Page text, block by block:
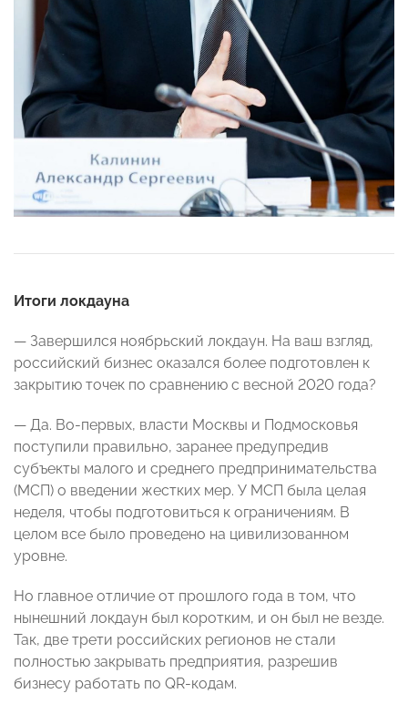
Итоги локдауна
— Завершился ноябрьский локдаун. На ваш взгляд,
российский бизнес оказался более подготовлен к
закрытию точек по сравнению с весной 2020 года?
— Да. Во-первых, власти Москвы и Подмосковья
поступили правильно, заранее предупредив
субъекты малого и среднего предпринимательства
(МСП) о введении жестких мер. У МСП была целая
неделя, чтобы подготовиться к ограничениям. В
целом все было проведено на цивилизованном
уровне.
Но главное отличие от прошлого года в том, что
нынешний локдаун был коротким, и он был не везде.
Так, две трети российских регионов не стали
полностью закрывать предприятия, разрешив
бизнесу работать по QR-кодам.